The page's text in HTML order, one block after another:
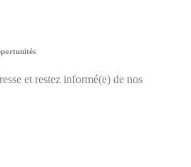
et restez informé(e) de nos